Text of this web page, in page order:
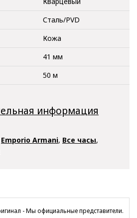
Сталь/PVD
Кожа
41 мм
50 м
информация
Emporio Armani, Все часы,
- Мы официальные представители.